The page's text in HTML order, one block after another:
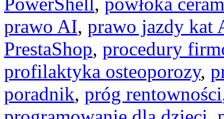
prawo AI, prawo jazdy kat
PrestaShop, procedury
profilaktyka osteoporozy,
poradnik, próg rentowności